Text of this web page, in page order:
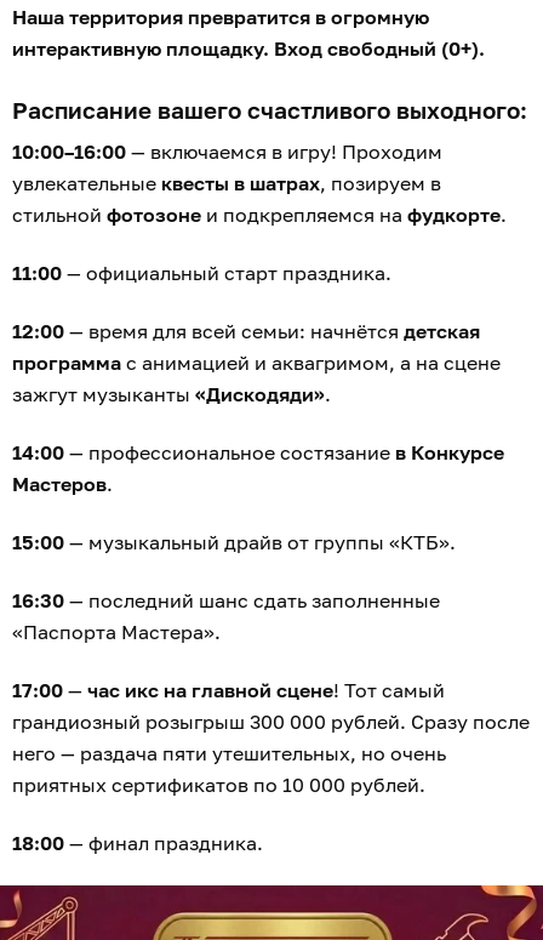
Наша территория превратится в огромную
интерактивную площадку. Вход свободный (0+).
Расписание вашего счастливого выходного:
10:00–16:00 — включаемся в игру! Проходим
увлекательные квесты в шатрах, позируем в
стильной фотозоне и подкрепляемся на фудкорте.
11:00 — официальный старт праздника.
12:00 — время для всей семьи: начнётся детская
программа с анимацией и аквагримом, а на сцене
зажгут музыканты «Дискодяди».
14:00 — профессиональное состязание в Конкурсе
Мастеров.
15:00 — музыкальный драйв от группы «КТБ».
16:30 — последний шанс сдать заполненные
«Паспорта Мастера».
17:00 — час икс на главной сцене! Тот самый
грандиозный розыгрыш 300 000 рублей. Сразу после
него — раздача пяти утешительных, но очень
приятных сертификатов по 10 000 рублей.
18:00 — финал праздника.